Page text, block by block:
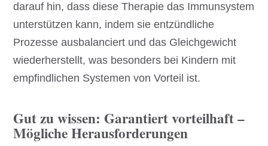
darauf hin, dass diese Therapie das Immunsystem
unterstützen kann, indem sie entzündliche
Prozesse ausbalanciert und das Gleichgewicht
wiederherstellt, was besonders bei Kindern mit
empfindlichen Systemen von Vorteil ist.
Gut zu wissen: Garantiert vorteilhaft –
Mögliche Herausforderungen